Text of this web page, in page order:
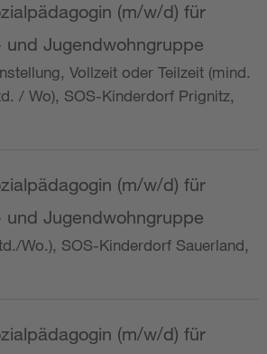
(m/w/d) für
und Jugendwohngruppe
Vollzeit oder Teilzeit (mind.
/ Wo), SOS-Kinderdorf Prignitz,
(m/w/d) für
und Jugendwohngruppe
Wo.), SOS-Kinderdorf Sauerland,
(m/w/d) für